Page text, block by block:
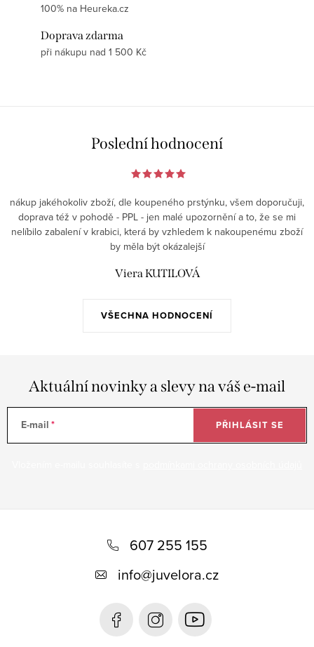
100% na Heureka.cz
Doprava zdarma
při nákupu nad 1 500 Kč
Poslední hodnocení
VŠECHNA HODNOCENÍ
nákup jakéhokoliv zboží, dle koupeného prstýnku, všem doporučuji,
doprava též v pohodě - PPL - jen malé upozornění a to, že se mi
nelíbilo zabalení v krabici, která by vzhledem k nakoupenému zboží
by měla být okázalejší
Viera KUTILOVÁ
Aktuální novinky a slevy na váš e-mail
E-mail PŘIHLÁSIT SE
607 255 155
info@juvelora.cz